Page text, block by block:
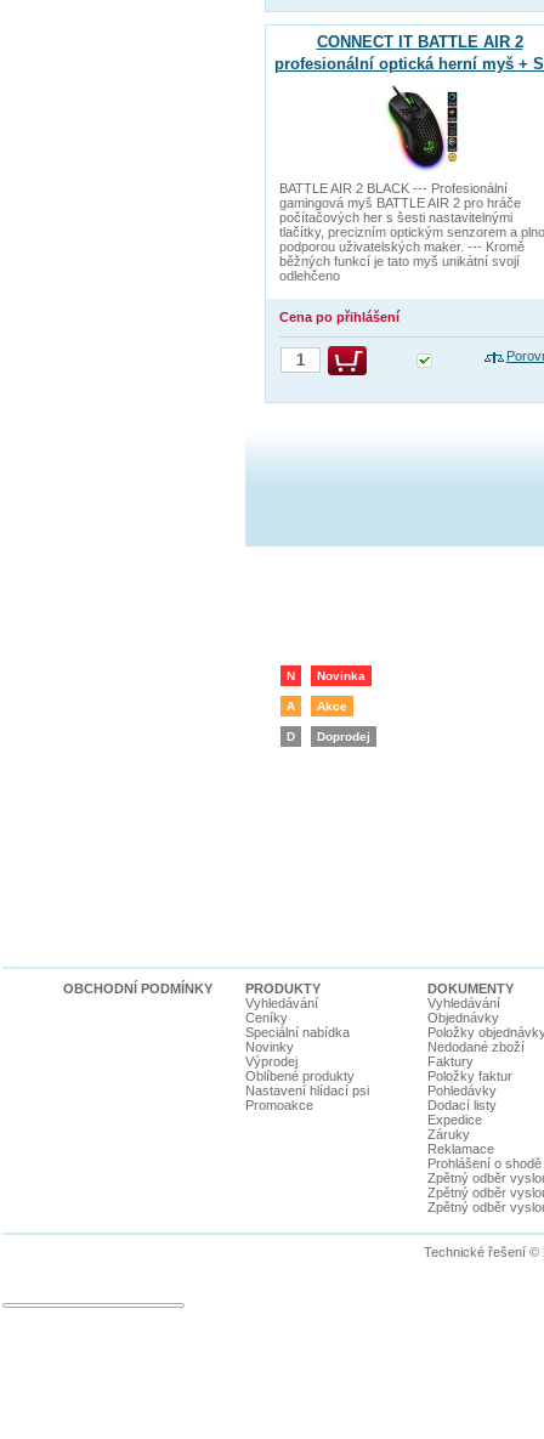
CONNECT IT BATTLE AIR 2
profesionální optická herní myš +
12800 DPI, Černá
BATTLE AIR 2 BLACK --- Profesionální
gamingová myš BATTLE AIR 2 pro hráče
počítačových her s šesti nastavitelnými
tlačítky, precizním optickým senzorem a
podporou uživatelských maker. --- Kromě
běžných funkcí je tato myš unikátní svojí
odlehčeno
Cena po přihlášení
N Novinka
A Akce
D Doprodej
OBCHODNÍ PODMÍNKY
PRODUKTY
Vyhledávání
Ceníky
Speciální nabídka
Novinky
Výprodej
Oblíbené produkty
Nastavení hlídací psi
Promoakce
DOKUMENTY
Vyhledávání
Objednávky
Položky
Nedodané zboží
Faktury
Položky faktur
Pohledávky
Dodací listy
Expedice
Záruky
Reklamace
Prohlášení o shodě
Zpětný odběr
Zpětný odběr
Zpětný odběr
Technické řešení ©